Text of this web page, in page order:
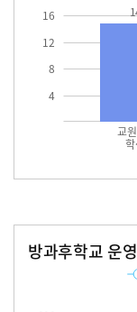
4
8
12
16
교
방과후학교 운